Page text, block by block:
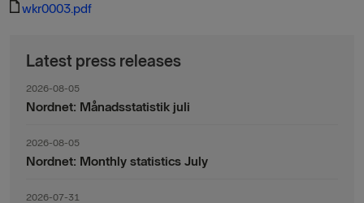
wkr0003.pdf
Latest press releases
2026-08-05
Nordnet: Månadsstatistik juli
2026-08-05
Nordnet: Monthly statistics July
2026-07-31